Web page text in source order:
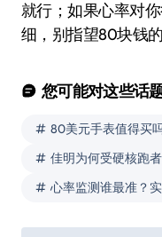
就行；如果心率对
细，别指望80块钱
您可能对这些话
80美元手表值得买
佳明为何受硬核跑
心率监测谁最准？